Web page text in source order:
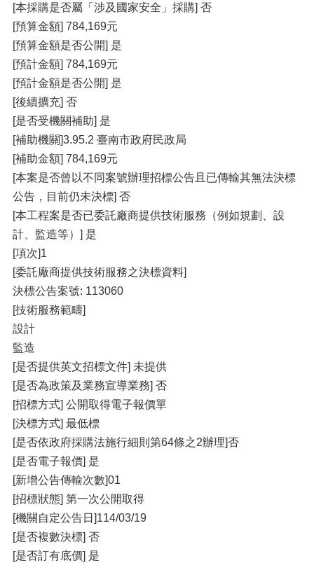
[本採購是否屬「涉及國家安全」採購] 否
[預算金額] 784,169元
[預算金額是否公開] 是
[預計金額] 784,169元
[預計金額是否公開] 是
[後續擴充] 否
[是否受機關補助] 是
[補助機關]3.95.2 臺南市政府民政局
[補助金額] 784,169元
[本案是否曾以不同案號辦理招標公告且已傳輸其無法決標
公告，目前仍未決標] 否
[本工程案是否已委託廠商提供技術服務（例如規劃、設
計、監造等）] 是
[項次]1
[委託廠商提供技術服務之決標資料]
決標公告案號: 113060
[技術服務範疇]
設計
監造
[是否提供英文招標文件] 未提供
[是否為政策及業務宣導業務] 否
[招標方式] 公開取得電子報價單
[決標方式] 最低標
[是否依政府採購法施行細則第64條之2辦理]否
[是否電子報價] 是
[新增公告傳輸次數]01
[招標狀態] 第一次公開取得
[機關自定公告日]114/03/19
[是否複數決標] 否
[是否訂有底價] 是